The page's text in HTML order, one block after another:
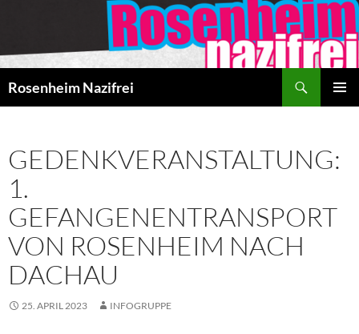
Rosenheim Nazifrei
GEDENKVERANSTALTUNG:
1.
GEFANGENENTRANSPORT
VON ROSENHEIM NACH
DACHAU
25. APRIL 2023 INFOGRUPPE